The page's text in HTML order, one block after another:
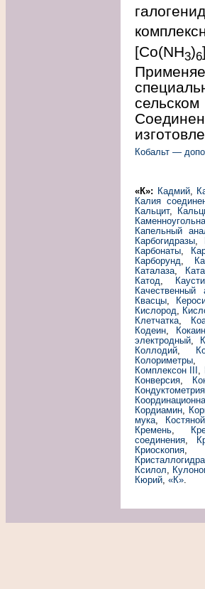
[Со(NH3)6]
Кобальт —
«К»: Кадмий,
Калия
Кальцит,
Капельный
Карбогидразы,
Карбонаты,
Карборунд,
Каталаза,
Катод,
Качественный
Квасцы,
Кислород,
Клетчатка,
Кодеин, Кокаин
электродный,
Коллодий,
Колориметры,
Комплексон III ,
Конверсия,
Кондуктометрия
Кордиамин,
мука,
Кремень,
соединения,
Криоскопия,
Ксилол,
Кюрий, «К».